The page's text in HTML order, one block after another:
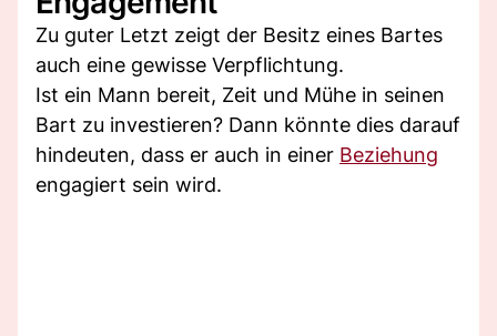
Zu guter Letzt zeigt der Besitz eines Bartes
auch eine gewisse Verpflichtung.
Ist ein Mann bereit, Zeit und Mühe in seinen
Bart zu investieren? Dann könnte dies darauf
hindeuten, dass er auch in einer Beziehung
engagiert sein wird.